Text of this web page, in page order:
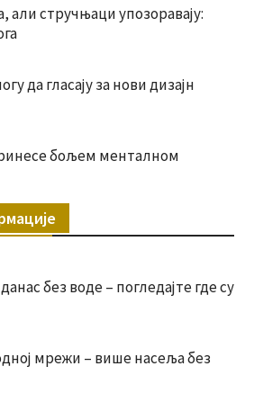
али стручњаци упозоравају:
да гласају за нови дизајн
бољем менталном
без воде – погледајте где су
мрежи – више насеља без